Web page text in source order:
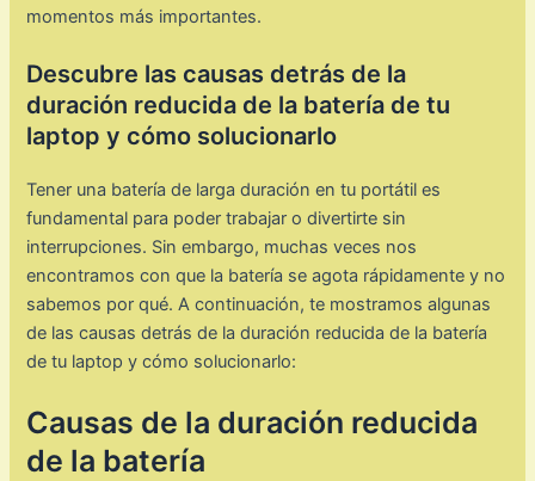
momentos más importantes.
Descubre las causas detrás de la
duración reducida de la batería de tu
laptop y cómo solucionarlo
Tener una batería de larga duración en tu portátil es
fundamental para poder trabajar o divertirte sin
interrupciones. Sin embargo, muchas veces nos
encontramos con que la batería se agota rápidamente y no
sabemos por qué. A continuación, te mostramos algunas
de las causas detrás de la duración reducida de la batería
de tu laptop y cómo solucionarlo:
Causas de la duración reducida
de la batería